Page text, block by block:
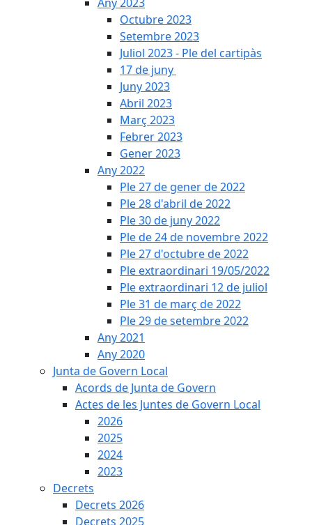
Octubre 2023
Setembre 2023
Juliol 2023 - Ple del cartipàs
17 de juny
Juny 2023
Abril 2023
Març 2023
Febrer 2023
Gener 2023
Any 2022
Ple 27 de gener de 2022
Ple 28 d'abril de 2022
Ple 30 de juny 2022
Ple de 24 de novembre 2022
Ple 27 d'octubre de 2022
Ple extraordinari 19/05/2022
Ple extraordinari 12 de juliol
Ple 31 de març de 2022
Ple 29 de setembre 2022
Any 2021
Any 2020
Junta de Govern Local
Acords de Junta de Govern
Actes de les Juntes de Govern Local
2026
2025
2024
2023
Decrets
Decrets 2026
Decrets 2025